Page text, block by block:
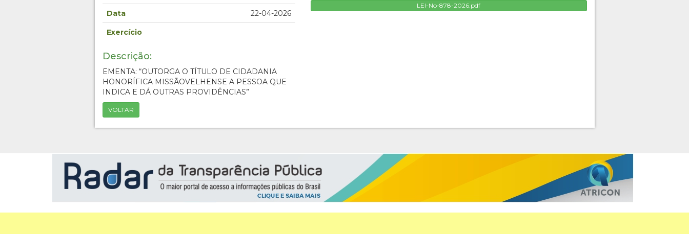
Data 22-04-2026
Exercício
Descrição:
EMENTA: “OUTORGA O TÍTULO DE CIDADANIA
HONORÍFICA MISSÃOVELHENSE A PESSOA QUE
INDICA E DÁ OUTRAS PROVIDÊNCIAS”
VOLTAR
LEI-No-878-2026.pdf